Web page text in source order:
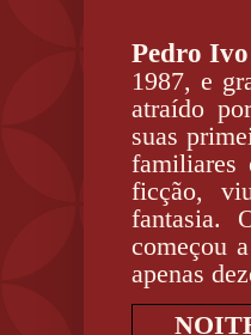
Pedro
1987, e
atraído
suas
familiares
ficção,
fantasia.
começou
apenas